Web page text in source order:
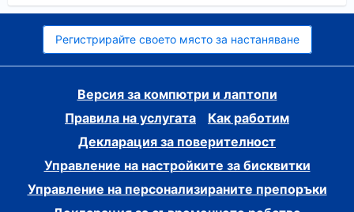
Регистрирайте своето място за настаняване
Версия за компютри и лаптопи
Правила на услугата
Как работим
Декларация за поверителност
Управление на настройките за бисквитки
Управление на персонализираните препоръки